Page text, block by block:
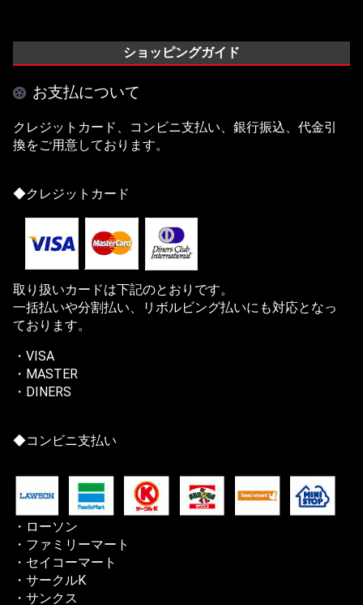
ショッピングガイド
お支払について
クレジットカード、コンビニ支払い、銀行振込、代金引
換をご用意しております。
◆クレジットカード
取り扱いカードは下記のとおりです。
一括払いや分割払い、リボルビング払いにも対応となっ
ております。
・VISA
・MASTER
・DINERS
◆コンビニ支払い
・ローソン
・ファミリーマート
・セイコーマート
・サークルK
・サンクス